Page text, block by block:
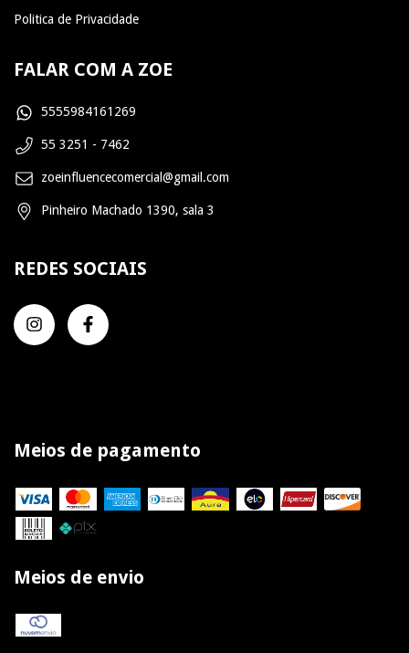
Politica de Privacidade
FALAR COM A ZOE
5555984161269
55 3251 - 7462
zoeinfluencecomercial@gmail.com
Pinheiro Machado 1390, sala 3
REDES SOCIAIS
Meios de pagamento
Meios de envio